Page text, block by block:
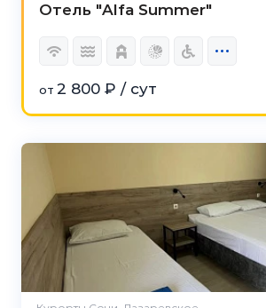
Отель "Alfa Summer"
от 2 800 ₽ / сут